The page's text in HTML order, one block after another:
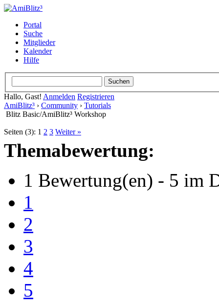
Portal
Suche
Mitglieder
Kalender
Hilfe
Hallo, Gast! Anmelden Registrieren
AmiBlitz³ › Community › Tutorials
Blitz Basic/AmiBlitz³ Workshop
Seiten (3): 1 2 3 Weiter »
Themabewertung:
1 Bewertung(en) - 5 im
1
2
3
4
5